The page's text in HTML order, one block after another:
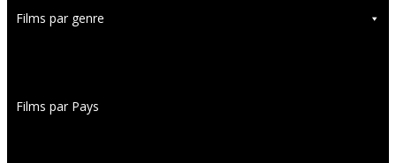
Films par genre
Films par Pays